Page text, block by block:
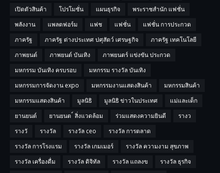
เปิดตัวสินค้า
โปรโมชั่น แผนธุรกิจ
พระราชสำนัก แฟชั่น
พลังงาน
แพลตฟอร์ม แฟช แฟชั่น
แฟชั่น การประกวด
ภาครัฐ
ภาครัฐ ต่างประเทศ ปศุสัตว์ เศรษฐกิจ
ภาครัฐ เทคโนโลยี
ภาพยนต์
ภาพยนต์ บันเทิง
ภาพยนตร์ แข่งขัน ประกวด
มหกรรม บันเทิง ครบรอบ
มหกรรม รางวัล บันเทิง
มหกรรมการจัดงาน expo
มหกรรมงานแสดงสินค้า
มหกรรมสินค้า
มหกรรมแสดงสินค้า
มูลนิธิ มูลนิธิ ข่าวในประเทศ
แม่และเด็ก
ยานยนต์
ยานยนต ์ สิ่งแวดล้อม ร่วมแสดงความยินดี
รางว
รางวั
รางวัล รางวัล ceo
รางวัล การตลาด
รางวัล การโรงแรม
รางวัล เกมเมอร์
รางวัล ความงาม สุขภาพ
รางวัล เครื่องดื่ม
รางวัล ดิจิทัล รางวัล แถลงข
รางวัล ธุรกิจ